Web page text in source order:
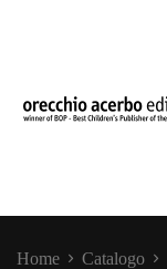
Home Catalogo